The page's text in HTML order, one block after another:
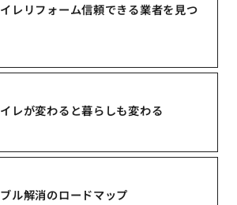
レリフォーム信頼できる業者を見つ
レが変わると暮らしも変わる
ル解消のロードマップ